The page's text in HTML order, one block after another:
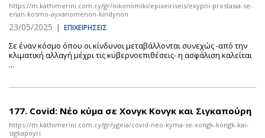
https://m.kathimerini.com.cy/gr/oikonomiki/epixeiriseis/exypni-prostasia-se-
enan-kosmo-ayxanomenon-kindynon
23/05/2025 | ΕΠΙΧΕΙΡΗΣΕΙΣ
Σε έναν κόσμο όπου οι κίνδυνοι μεταβάλλονται συνεχώς -από την
κλιματική αλλαγή μέχρι τις κυβερνοεπιθέσεις- η ασφάλιση καλείται
...
177. Covid: Νέο κύμα σε Χονγκ Κονγκ και Σιγκαπούρη
https://m.kathimerini.com.cy/gr/ygeia/covid-neo-kyma-se-xongk-kongk-kai-
sigkapoyri